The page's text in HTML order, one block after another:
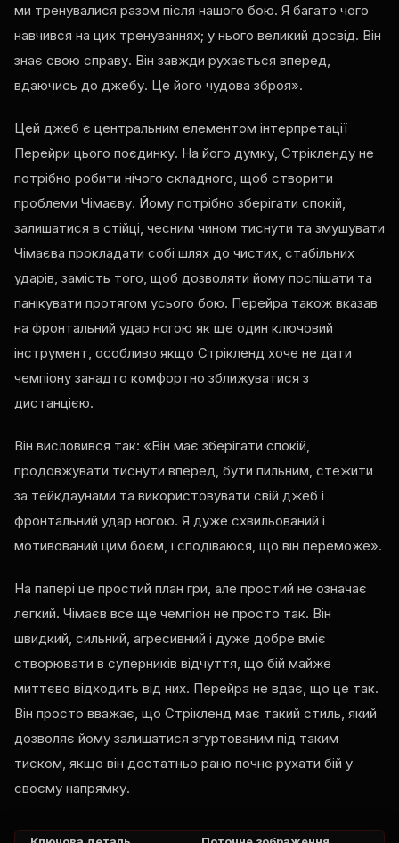
ми тренувалися разом після нашого бою. Я багато чого
навчився на цих тренуваннях; у нього великий досвід. Він
знає свою справу. Він завжди рухається вперед,
вдаючись до джебу. Це його чудова зброя».
Цей джеб є центральним елементом інтерпретації
Перейри цього поєдинку. На його думку, Стрікленду не
потрібно робити нічого складного, щоб створити
проблеми Чімаєву. Йому потрібно зберігати спокій,
залишатися в стійці, чесним чином тиснути та змушувати
Чімаєва прокладати собі шлях до чистих, стабільних
ударів, замість того, щоб дозволяти йому поспішати та
панікувати протягом усього бою. Перейра також вказав
на фронтальний удар ногою як ще один ключовий
інструмент, особливо якщо Стрікленд хоче не дати
чемпіону занадто комфортно зближуватися з
дистанцією.
Він висловився так: «Він має зберігати спокій,
продовжувати тиснути вперед, бути пильним, стежити
за тейкдаунами та використовувати свій джеб і
фронтальний удар ногою. Я дуже схвильований і
мотивований цим боєм, і сподіваюся, що він переможе».
На папері це простий план гри, але простий не означає
легкий. Чімаєв все ще чемпіон не просто так. Він
швидкий, сильний, агресивний і дуже добре вміє
створювати в суперників відчуття, що бій майже
миттєво відходить від них. Перейра не вдає, що це так.
Він просто вважає, що Стрікленд має такий стиль, який
дозволяє йому залишатися згуртованим під таким
тиском, якщо він достатньо рано почне рухати бій у
своєму напрямку.